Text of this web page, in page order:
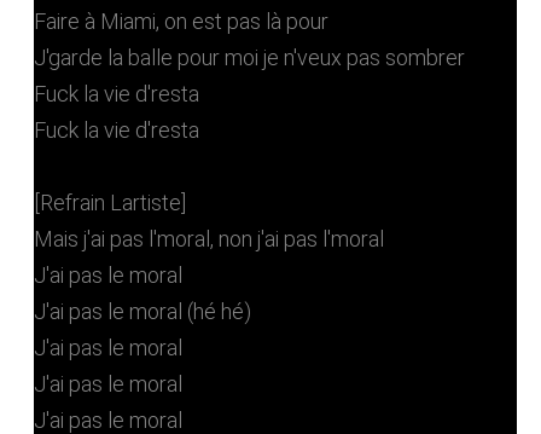
Faire à Miami, on est pas là pour
J'garde la balle pour moi je n'veux pas sombrer
Fuck la vie d'resta
Fuck la vie d'resta
[Refrain Lartiste]
Mais j'ai pas l'moral, non j'ai pas l'moral
J'ai pas le moral
J'ai pas le moral (hé hé)
J'ai pas le moral
J'ai pas le moral
J'ai pas le moral